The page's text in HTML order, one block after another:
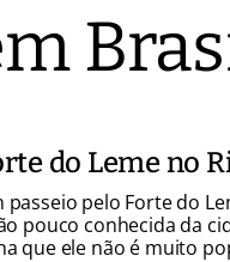
do Leme no
passeio pelo Forte do
pouco conhecida da
que ele não é muito